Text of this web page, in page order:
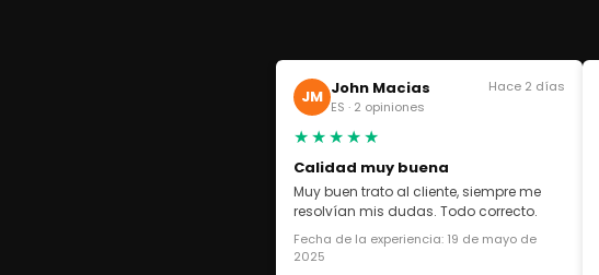
JM John Macias
ES · 2 opiniones
Hace 2 días
★★★★★
Calidad muy buena
Muy buen trato al cliente, siempre me
resolvían mis dudas. Todo correcto.
Fecha de la experiencia: 19 de mayo de
2025